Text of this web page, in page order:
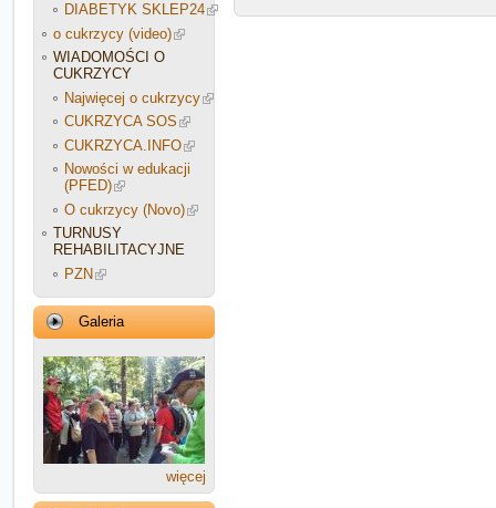
DIABETYK SKLEP24
o cukrzycy (video)
WIADOMOŚCI O
CUKRZYCY
Najwięcej o cukrzycy
CUKRZYCA SOS
CUKRZYCA.INFO
Nowości w edukacji
(PFED)
O cukrzycy (Novo)
TURNUSY
REHABILITACYJNE
PZN
Galeria
więcej